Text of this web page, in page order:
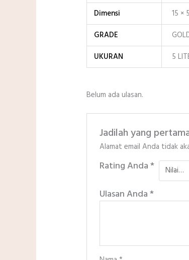
Dimensi
15 ×
GRADE
UKURAN
5
Belum ada ulasan.
Jadilah yang
Alamat email Anda tidak
Rating Anda*
Ulasan Anda*